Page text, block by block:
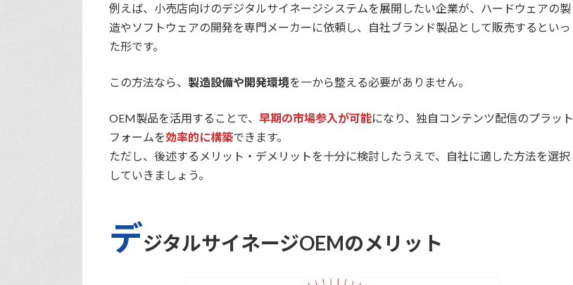
例えば、小売店向けのデジタルサイネージシステムを展開したい企業が、ハードウェアの製
造やソフトウェアの開発を専門メーカーに依頼し、自社ブランド製品として販売するといっ
た形です。
この方法なら、 製造設備や開発環境を一から整える必要がありません。
OEM製品を活用することで、早期の市場参入が可能になり、独自コンテンツ配信のプラット
フォームを効率的に構築できます。
ただし、後述するメリット・デメリットを十分に検討したうえで、自社に適した方法を選択
していきましょう。
デジタルサイネージOEMのメリット